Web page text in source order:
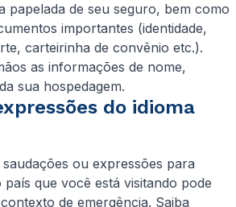
papelada de seu seguro, bem como
importantes (identidade,
carteirinha de convênio etc.).
as informações de nome,
sua hospedagem.
do idioma
ou expressões para
que você está visitando pode
de emergência. Saiba